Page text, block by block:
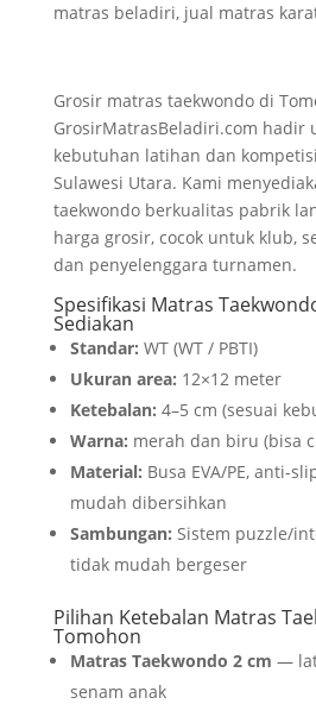
matras beladiri, jual matras
Grosir matras taekwondo di
GrosirMatrasBeladiri.com hadir
kebutuhan latihan dan
Sulawesi Utara. Kami
taekwondo berkualitas pabrik
harga grosir, cocok untuk klub,
dan penyelenggara turnamen.
Spesifikasi Matras
Sediakan
Standar: WT (WT / PBTI)
Ukuran area: 12×12 meter
Ketebalan: 4–5 cm (sesuai
Warna: merah dan biru (bisa
Material: Busa EVA/PE, anti-
mudah dibersihkan
Sambungan: Sistem puzzle/
tidak mudah bergeser
Pilihan Ketebalan Matras
Tomohon
Matras Taekwondo 2 cm —
senam anak